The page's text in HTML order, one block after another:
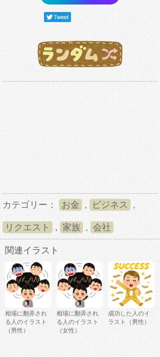
カテゴリー： お金 , ビジネス ,
リクエスト , 家族 , 会社
関連イラスト
相場に翻弄され
る人のイラスト
（男性）
相場に翻弄され
る人のイラスト
（女性）
成功した人のイ
ラスト（男性）